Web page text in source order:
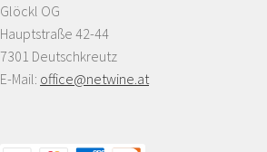
Glöckl OG
Hauptstraße 42-44
7301 Deutschkreutz
E-Mail: office@netwine.at